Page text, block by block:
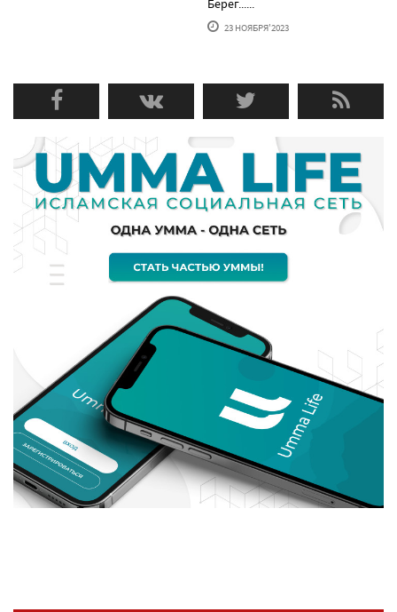
Берег......
23 НОЯБРЯ'2023